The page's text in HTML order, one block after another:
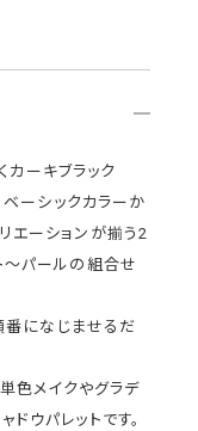
カーキブラック
ベーシックカラーか
エーションが揃う2
～パールの組合せ
番になじませるだ
色メイクやグラデ
ウパレットです。